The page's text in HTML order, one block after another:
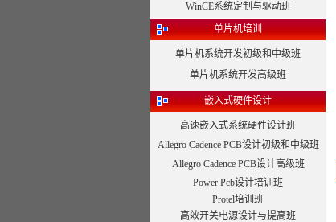
WinCE系统定制与驱动班
单片机培训
单片机系统开发初级和中级班
单片机系统开发高级班
嵌入式硬件设计
高速嵌入式系统硬件设计班
Allegro Cadence PCB设计初级和中级班
Allegro Cadence PCB设计高级班
Power Pcb设计培训班
Protel培训班
高效开关电源设计与提高班